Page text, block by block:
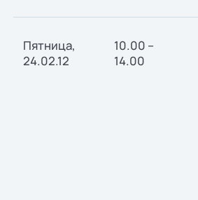
Пятница,
24.02.12
10.00 –
14.00